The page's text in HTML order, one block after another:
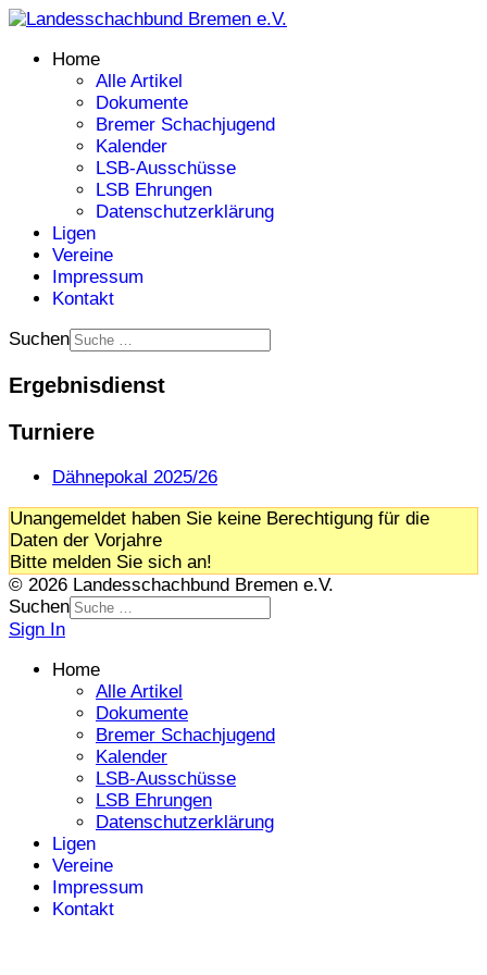
Home
Alle Artikel
Dokumente
Bremer Schachjugend
Kalender
LSB-Ausschüsse
LSB Ehrungen
Datenschutzerklärung
Ligen
Vereine
Impressum
Kontakt
Suchen
Ergebnisdienst
Turniere
Dähnepokal 2025/26
Unangemeldet haben Sie keine Berechtigung für die
Daten der Vorjahre
Bitte melden Sie sich an!
© 2026 Landesschachbund Bremen e.V.
Suchen
Sign In
Home
Alle Artikel
Dokumente
Bremer Schachjugend
Kalender
LSB-Ausschüsse
LSB Ehrungen
Datenschutzerklärung
Ligen
Vereine
Impressum
Kontakt